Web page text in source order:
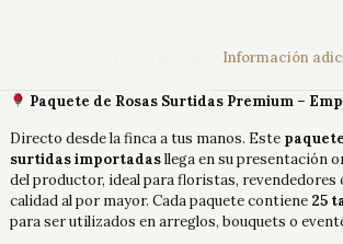
Información
Paquete de Rosas Surtidas Premium –
Directo desde la finca a tus manos. Este
surtidas importadasllega en su presentación
del productor, ideal para floristas, revendedores
calidad al por mayor. Cada paquete contiene 25
para ser utilizados en arreglos, bouquets o